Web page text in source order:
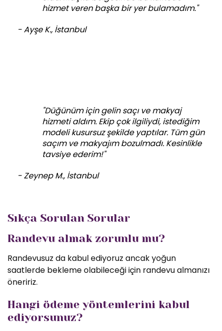
hizmet veren başka bir yer bulamadım."
- Ayşe K., İstanbul
"Düğünüm için gelin saçı ve makyaj
hizmeti aldım. Ekip çok ilgiliydi, istediğim
modeli kusursuz şekilde yaptılar. Tüm gün
saçım ve makyajım bozulmadı. Kesinlikle
tavsiye ederim!"
- Zeynep M., İstanbul
Sıkça Sorulan Sorular
Randevu almak zorunlu mu?
Randevusuz da kabul ediyoruz ancak yoğun
saatlerde bekleme olabileceği için randevu almanızı
öneririz.
Hangi ödeme yöntemlerini kabul
ediyorsunuz?